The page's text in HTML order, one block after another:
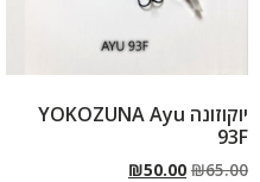
יוקוזונה YOKOZUNA Ayu
93F
₪65.00
₪50.00